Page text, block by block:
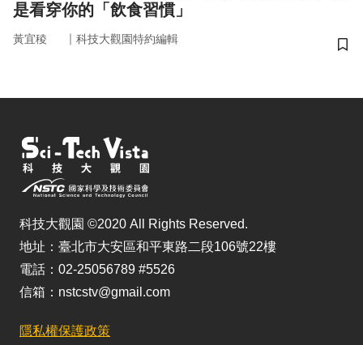
是看穿你的「飲食習慣」
黃宜稜 ｜ 科技大觀園特約編輯
儲
科技大觀園 ©2020 All Rights Reserved.
地址：臺北市大安區和平東路二段106號22樓
電話：02-25056789 #5526
信箱：nstcstv@gmail.com
隱私權保護政策